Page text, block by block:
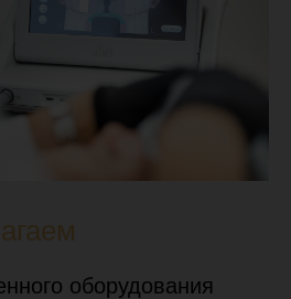
оборудования